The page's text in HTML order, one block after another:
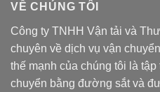
VỀ CHÚNG TÔI
Công ty TNHH Vận tải và
chuyên về dịch vụ vận
thế mạnh của chúng tôi là
chuyển bằng đường sắt và